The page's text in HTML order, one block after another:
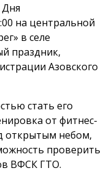
Дня
на центральной
в селе
праздник,
Азовского
стать его
от фитнес-
открытым небом,
проверить
ВФСК ГТО.